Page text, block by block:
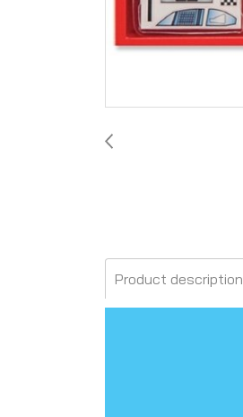
Product description